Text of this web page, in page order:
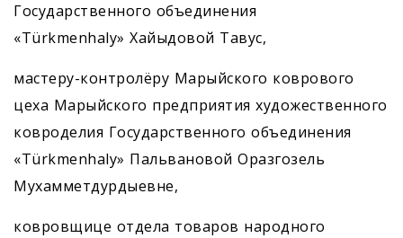
Государственного объединения
«Türkmenhaly» Хайыдовой Тавус,
мастеру-контролёру Марыйского коврового
цеха Марыйского предприятия художественного
ковроделия Государственного объединения
«Türkmenhaly» Пальвановой Оразгозель
Мухамметдурдыевне,
ковровщице отдела товаров народного